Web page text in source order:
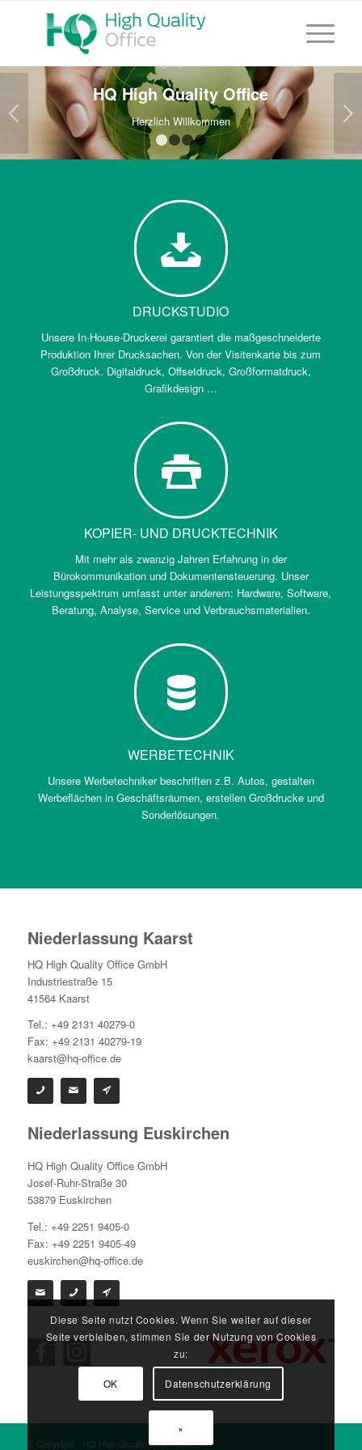
HQ High Quality Office
Herzlich Willkommen Weiter
1 2 3 4
DRUCKSTUDIO
Unsere In-House-Druckerei garantiert die maßgeschneiderte
Produktion Ihrer Drucksachen. Von der Visitenkarte bis zum
Großdruck. Digitaldruck, Offsetdruck, Großformatdruck,
Grafikdesign …
KOPIER- UND DRUCKTECHNIK
Mit mehr als zwanzig Jahren Erfahrung in der
Bürokommunikation und Dokumentensteuerung. Unser
Leistungsspektrum umfasst unter anderem: Hardware, Software,
Beratung, Analyse, Service und Verbrauchsmaterialien.
WERBETECHNIK
Unsere Werbetechniker beschriften z.B. Autos, gestalten
Werbeflächen in Geschäftsräumen, erstellen Großdrucke und
Sonderlösungen.
Niederlassung Kaarst
HQ High Quality Office GmbH
Industriestraße 15
41564 Kaarst
Tel.: +49 2131 40279-0
Fax: +49 2131 40279-19
kaarst@hq-office.de
Niederlassung Euskirchen
HQ High Quality Office GmbH
Josef-Ruhr-Straße 30
53879 Euskirchen
Tel.: +49 2251 9405-0
Fax: +49 2251 9405-49
euskirchen@hq-office.de
© Copyright - HQ High Quality Office GmbH
Diese Seite nutzt Cookies. Wenn Sie weiter auf dieser
Seite verbleiben, stimmen Sie der Nutzung von Cookies
zu:
OK Datenschutzerklärung
×